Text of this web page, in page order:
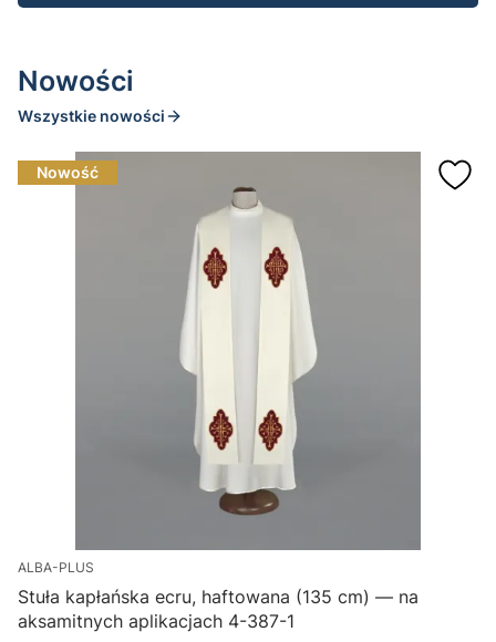
Nowości
Wszystkie nowości
Nowość
ALBA-PLUS
Stuła kapłańska ecru, haftowana (135 cm) — na
aksamitnych aplikacjach 4-387-1